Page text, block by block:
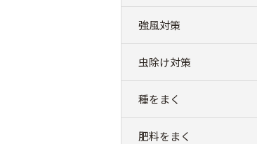
強風対策
虫除け対策
種をまく
肥料をまく